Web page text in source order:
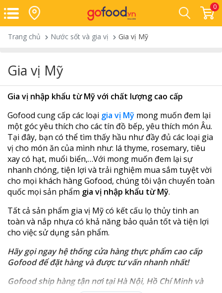
0
Trang chủ Nước sốt và gia vị Gia vị Mỹ
Gia vị Mỹ
Gia vị nhập khẩu từ Mỹ với chất lượng cao cấp
Gofood cung cấp các loại gia vị Mỹ mong muốn đem lại
một góc yêu thích cho các tín đồ bếp, yêu thích món Âu.
Tại đây, bạn có thể tìm thấy hầu như đầy đủ các loại gia
vị cho món ăn của mình như: lá thyme, rosemary, tiêu
xay có hạt, muổi biển,…Với mong muốn đem lại sự
nhanh chóng, tiện lợi và trải nghiệm mua sắm tuyệt vời
cho mọi khách hàng Gofood, chúng tôi vận chuyển toàn
quốc mọi sản phẩm gia vị nhập khẩu từ Mỹ.
Tất cả sản phẩm gia vị Mỹ có kết cấu lọ thủy tinh an
toàn và nắp nhựa có khả năng bảo quản tốt và tiện lợi
cho việc sử dụng sản phẩm.
Hãy gọi ngay hệ thống cửa hàng thực phẩm cao cấp
Gofood để đặt hàng và được tư vấn nhanh nhất!
Gofood ship hàng tận nơi tại Hà Nội, Hồ Chí Minh và